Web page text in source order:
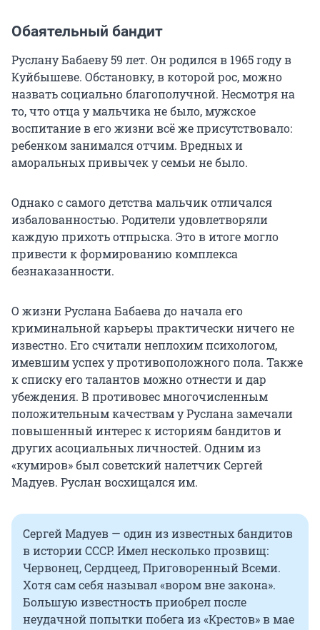
Обаятельный бандит
Руслану Бабаеву59 лет. Он родился в 1965 году в
Куйбышеве. Обстановку, в которой рос, можно
назвать социально благополучной. Несмотря на
то, что отца у мальчика не было, мужское
воспитание в его жизни всё же присутствовало:
ребенком занимался отчим. Вредных и
аморальных привычек у семьи не было.
Однако с самого детства мальчик отличался
избалованностью. Родители удовлетворяли
каждую прихоть отпрыска. Это в итоге могло
привести к формированию комплекса
безнаказанности.
О жизни Руслана Бабаева до начала его
криминальной карьеры практически ничего не
известно. Его считали неплохим психологом,
имевшим успех у противоположного пола. Также
к списку его талантов можно отнести и дар
убеждения. В противовес многочисленным
положительным качествам у Руслана замечали
повышенный интерес к историям бандитов и
других асоциальных личностей. Одним из
«кумиров» был советский налетчик Сергей
Мадуев. Руслан восхищался им.
Сергей Мадуев — один из известных бандитов
в истории СССР. Имел несколько прозвищ:
Червонец, Сердцеед, Приговоренный Всеми.
Хотя сам себя называл «вором вне закона».
Большую известность приобрел после
неудачной попытки побега из «Крестов» в мае